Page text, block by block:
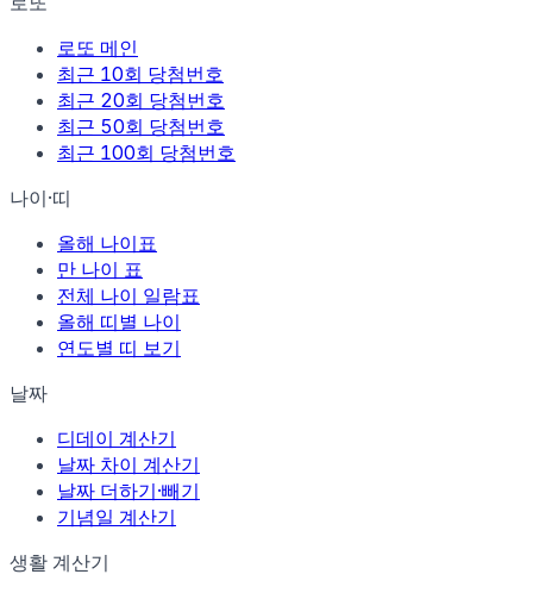
로또 메인
최근 10회 당첨번호
최근 20회 당첨번호
최근 50회 당첨번호
최근 100회 당첨번호
나이·띠
올해 나이표
만 나이 표
전체 나이 일람표
올해 띠별 나이
연도별 띠 보기
날짜
디데이 계산기
날짜 차이 계산기
날짜 더하기·빼기
기념일 계산기
생활 계산기